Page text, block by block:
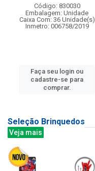
Código: 830030
Embalagem: Unidade
Caixa Com: 36 Unidade(s)
Inmetro: 006758/2019
Faça seu login ou
cadastre-se para
comprar.
Seleção Brinquedos
Veja mais